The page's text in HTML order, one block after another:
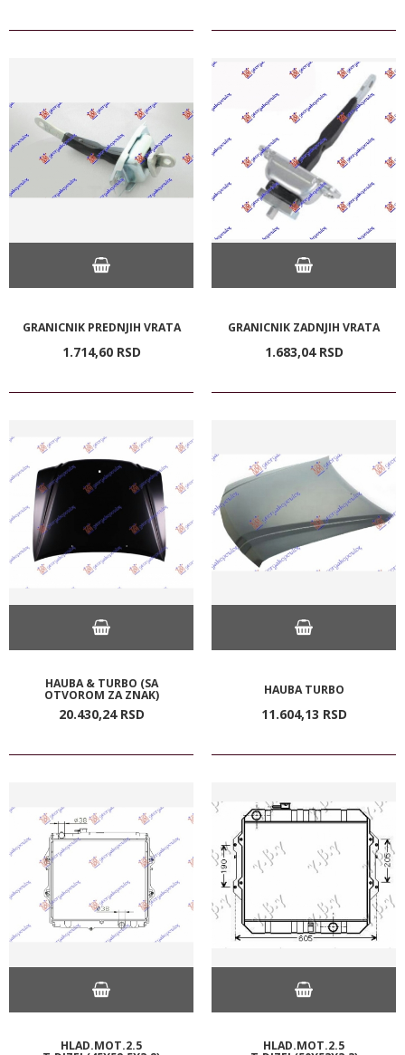
GRANICNIK PREDNJIH VRATA
1.714,60 RSD
GRANICNIK ZADNJIH VRATA
1.683,04 RSD
HAUBA & TURBO (SA
OTVOROM ZA ZNAK)
20.430,24 RSD
HAUBA TURBO
11.604,13 RSD
HLAD.MOT.2.5 HLAD.MOT.2.5